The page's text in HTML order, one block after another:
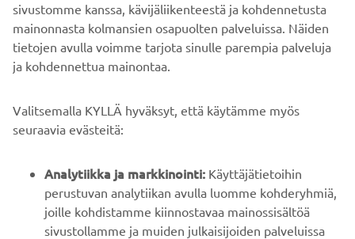
B2B
YAMAHA MUUALLA
ASIAKASTUKI
sivustomme kanssa, kävijäliikenteestä ja kohdennetusta
mainonnasta kolmansien osapuolten palveluissa. Näiden
tietojen avulla voimme tarjota sinulle parempia palveluja
ja kohdennettua mainontaa.
Valitsemalla KYLLÄ hyväksyt, että käytämme myös
seuraavia evästeitä:
Analytiikka ja markkinointi: Käyttäjätietoihin
perustuvan analytiikan avulla luomme kohderyhmiä,
joille kohdistamme kiinnostavaa mainossisältöä
sivustollamme ja muiden julkaisijoiden palveluissa